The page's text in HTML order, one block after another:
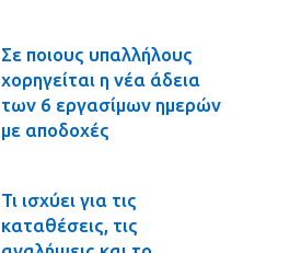
Σε ποιους υπαλλήλους
χορηγείται η νέα άδεια
των 6 εργασίμων ημερών
με αποδοχές
Τι ισχύει για τις
καταθέσεις, τις